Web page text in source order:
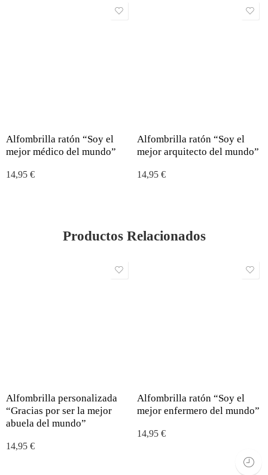
Alfombrilla ratón “Soy el
mejor médico del mundo”
14,95 €
Alfombrilla ratón “Soy el
mejor arquitecto del mundo”
14,95 €
Productos Relacionados
Alfombrilla personalizada
“Gracias por ser la mejor
abuela del mundo”
14,95 €
Alfombrilla ratón “Soy el
mejor enfermero del mundo”
14,95 €